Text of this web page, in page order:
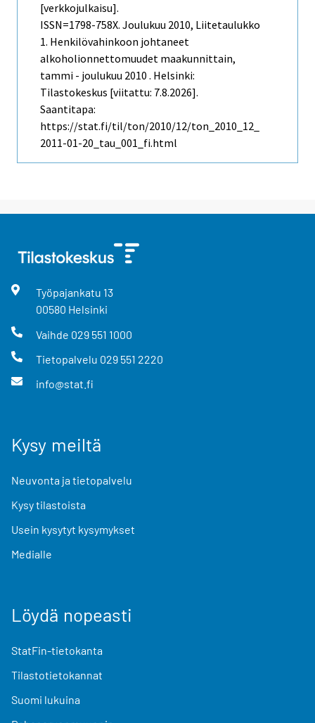
[verkkojulkaisu].
ISSN=1798-758X. Joulukuu 2010, Liitetaulukko
1. Henkilövahinkoon johtaneet
alkoholionnettomuudet maakunnittain,
tammi - joulukuu 2010 . Helsinki:
Tilastokeskus [viitattu: 7.8.2026].
Saantitapa:
https://stat.fi/til/ton/2010/12/ton_2010_12_
2011-01-20_tau_001_fi.html
Työpajankatu 13
00580 Helsinki
Vaihde 029 551 1000
Tietopalvelu 029 551 2220
info@stat.fi
Kysy meiltä
Neuvonta ja tietopalvelu
Kysy tilastoista
Usein kysytyt kysymykset
Medialle
Löydä nopeasti
StatFin-tietokanta
Tilastotietokannat
Suomi lukuina